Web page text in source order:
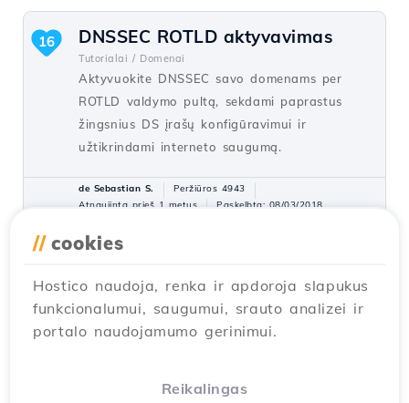
DNSSEC ROTLD aktyvavimas
Tutorialai / Domenai
Aktyvuokite DNSSEC savo domenams per
ROTLD valdymo pultą, sekdami paprastus
žingsnius DS įrašų konfigūravimui ir
užtikrindami interneto saugumą.
16
de Sebastian S.
Peržiūros 4943
Atnaujinta prieš 1 metus
Paskelbta: 08/03/2018
konfigūracija
Tutorialai / Dev
Šiame straipsnyje bus pristatytas metodas,
// cookies
Hostico naudoja, renka ir apdoroja slapukus
funkcionalumui, saugumui, srauto analizei ir
portalo naudojamumo gerinimui.
Reikalingas